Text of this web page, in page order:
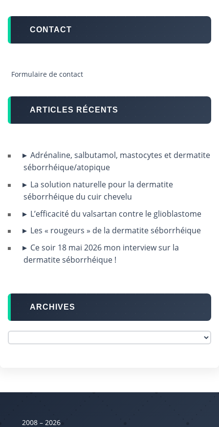
CONTACT
Formulaire de contact
ARTICLES RÉCENTS
Adrénaline, salbutamol, mastocytes et dermatite
séborrhéique/atopique
La solution naturelle pour la dermatite
séborrhéique du cuir chevelu
L’efficacité du valsartan contre le glioblastome
Les « rougeurs » de la dermatite séborrhéique
Ce soir 18 mai 2026 mon interview sur la
dermatite séborrhéique !
ARCHIVES
2008 – 2026